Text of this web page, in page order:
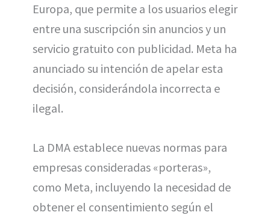
Europa, que permite a los usuarios elegir
entre una suscripción sin anuncios y un
servicio gratuito con publicidad. Meta ha
anunciado su intención de apelar esta
decisión, considerándola incorrecta e
ilegal.
La DMA establece nuevas normas para
empresas consideradas «porteras»,
como Meta, incluyendo la necesidad de
obtener el consentimiento según el